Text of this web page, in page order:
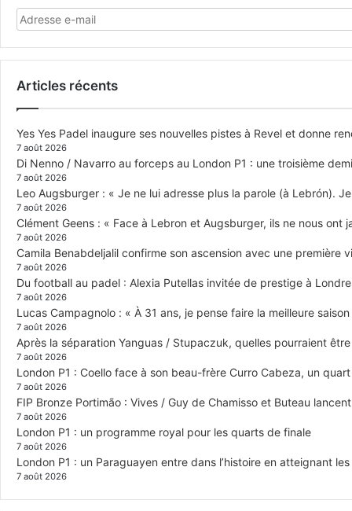
Articles récents
Yes Yes Padel inaugure ses nouvelles pistes à Revel et donne
7 août 2026
Di Nenno / Navarro au forceps au London P1 : une troisième
7 août 2026
Leo Augsburger : « Je ne lui adresse plus la parole (à Lebrón).
7 août 2026
Clément Geens : « Face à Lebron et Augsburger, ils ne nous ont
7 août 2026
Camila Benabdeljalil confirme son ascension avec une première
7 août 2026
Du football au padel : Alexia Putellas invitée de prestige à
7 août 2026
Lucas Campagnolo : « À 31 ans, je pense faire la meilleure
7 août 2026
Après la séparation Yanguas / Stupaczuk, quelles pourraient
7 août 2026
London P1 : Coello face à son beau-frère Curro Cabeza, un
7 août 2026
FIP Bronze Portimão : Vives / Guy de Chamisso et Buteau
7 août 2026
London P1 : un programme royal pour les quarts de finale
7 août 2026
London P1 : un Paraguayen entre dans l’histoire en atteignant
7 août 2026